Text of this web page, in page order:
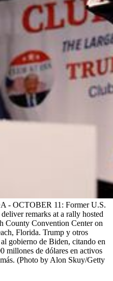
- OCTOBER 11: Former U.S.
remarks at a rally hosted
County Convention Center on
Florida. Trump y otros
gobierno de Biden, citando en
millones de dólares en activos
(Photo by Alon Skuy/Getty